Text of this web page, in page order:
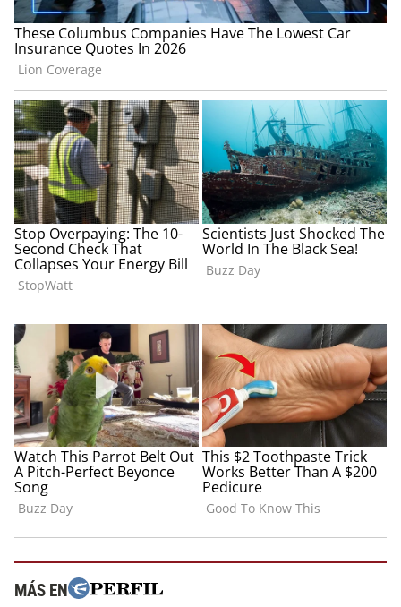
MÁS EN